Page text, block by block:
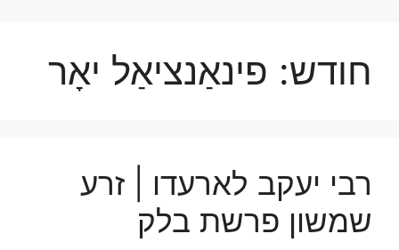
חודש: פינאַנציאַל יאָר
רבי יעקב לארעדו | זרע
שמשון פרשת בלק